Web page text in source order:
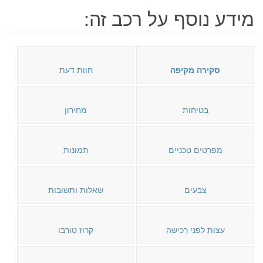
מידע נוסף על רכב זה:
סקירה מקיפה חוות דעת
בטיחות מחירון
מפרטים טכניים תמונות
צבעים שאלות ותשובות
עצות לפני רכישה קרוז טורבו